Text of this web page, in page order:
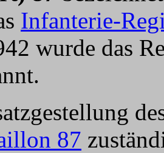
Infanterie-
wurde das
87